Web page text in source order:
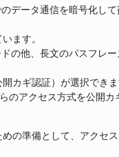
データ通信を暗号化し
ます。
の他、長文のパスフレ
カギ認証）が選択できま
のアクセス方式を公開カ
の準備として、アクセ